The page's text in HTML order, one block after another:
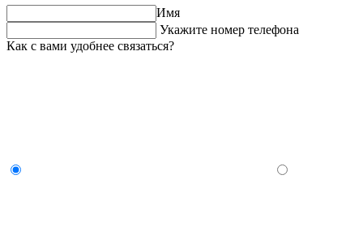
Имя
Укажите номер телефона
Как с вами удобнее связаться?